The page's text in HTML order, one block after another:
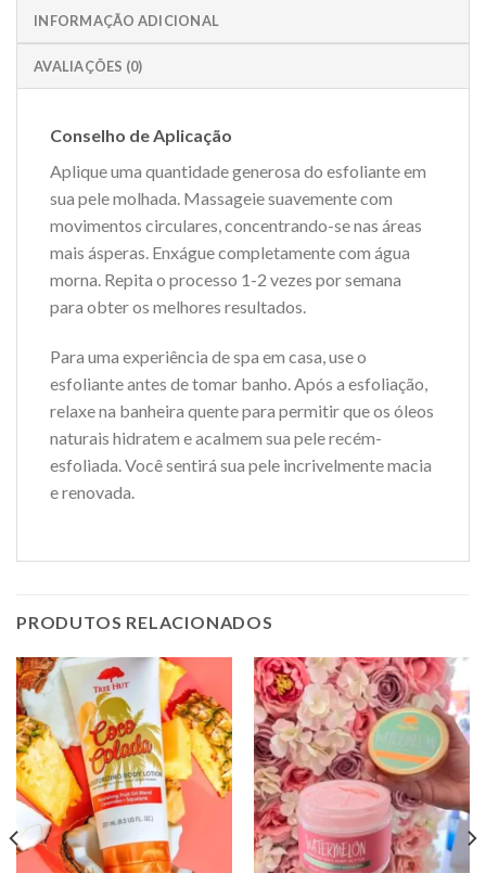
INFORMAÇÃO ADICIONAL
AVALIAÇÕES (0)
Conselho de Aplicação
Aplique uma quantidade generosa do esfoliante em
sua pele molhada. Massageie suavemente com
movimentos circulares, concentrando-se nas áreas
mais ásperas. Enxágue completamente com água
morna. Repita o processo 1-2 vezes por semana
para obter os melhores resultados.
Para uma experiência de spa em casa, use o
esfoliante antes de tomar banho. Após a esfoliação,
relaxe na banheira quente para permitir que os óleos
naturais hidratem e acalmem sua pele recém-
esfoliada. Você sentirá sua pele incrivelmente macia
e renovada.
PRODUTOS RELACIONADOS